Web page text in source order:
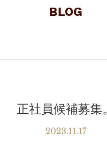
BLOG
正社員候補募集。
2023.11.17